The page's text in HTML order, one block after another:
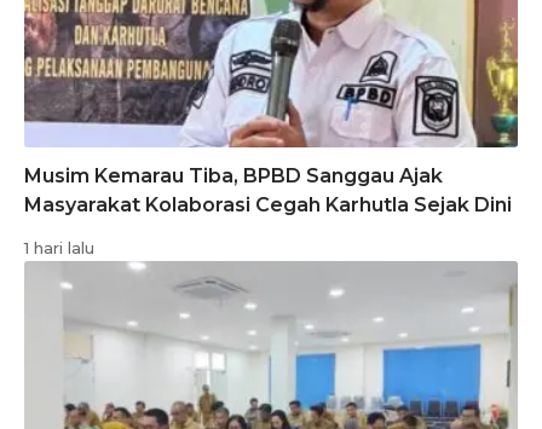
Musim Kemarau Tiba, BPBD Sanggau Ajak
Masyarakat Kolaborasi Cegah Karhutla Sejak Dini
1 hari lalu